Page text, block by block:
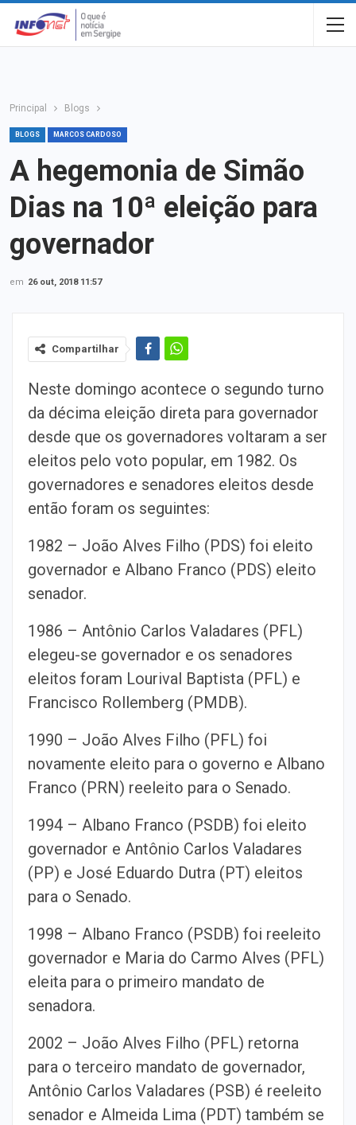
Principal Blogs
BLOGS MARCOS CARDOSO
A hegemonia de Simão
Dias na 10ª eleição para
governador
em 26 out, 2018 11:57
Compartilhar
Neste domingo acontece o segundo turno
da décima eleição direta para governador
desde que os governadores voltaram a ser
eleitos pelo voto popular, em 1982. Os
governadores e senadores eleitos desde
então foram os seguintes:
1982 – João Alves Filho (PDS) foi eleito
governador e Albano Franco (PDS) eleito
senador.
1986 – Antônio Carlos Valadares (PFL)
elegeu-se governador e os senadores
eleitos foram Lourival Baptista (PFL) e
Francisco Rollemberg (PMDB).
1990 – João Alves Filho (PFL) foi
novamente eleito para o governo e Albano
Franco (PRN) reeleito para o Senado.
1994 – Albano Franco (PSDB) foi eleito
governador e Antônio Carlos Valadares
(PP) e José Eduardo Dutra (PT) eleitos
para o Senado.
1998 – Albano Franco (PSDB) foi reeleito
governador e Maria do Carmo Alves (PFL)
eleita para o primeiro mandato de
senadora.
2002 – João Alves Filho (PFL) retorna
para o terceiro mandato de governador,
Antônio Carlos Valadares (PSB) é reeleito
senador e Almeida Lima (PDT) também se